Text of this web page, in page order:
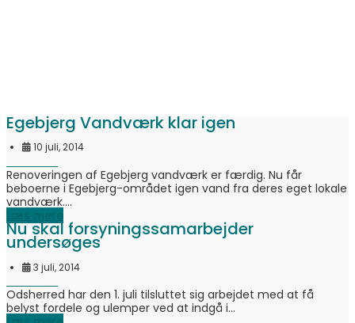
Egebjerg Vandværk klar igen
10 juli, 2014
Renoveringen af Egebjerg vandværk er færdig. Nu får
beboerne i Egebjerg-området igen vand fra deres eget lokale
vandværk....
Nu skal forsyningssamarbejder
undersøges
3 juli, 2014
Odsherred har den 1. juli tilsluttet sig arbejdet med at få
belyst fordele og ulemper ved at indgå i...